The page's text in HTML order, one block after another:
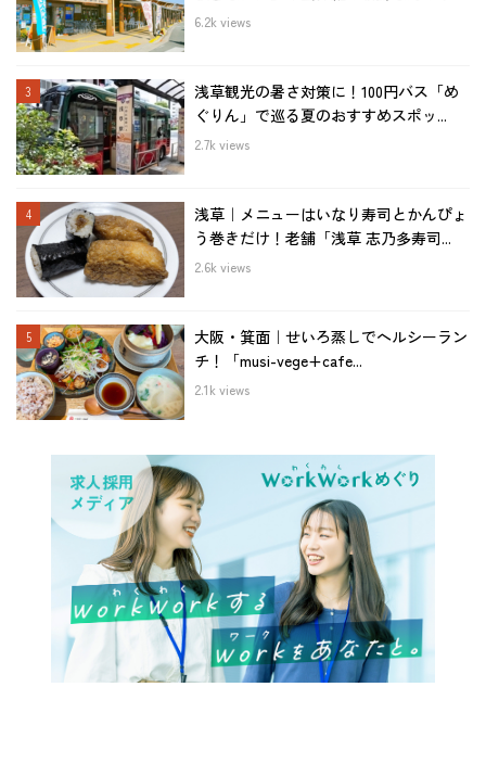
6.2k views
浅草観光の暑さ対策に！100円バス「め
ぐりん」で巡る夏のおすすめスポッ...
2.7k views
浅草｜メニューはいなり寿司とかんぴょ
う巻きだけ！老舗「浅草 志乃多寿司...
2.6k views
大阪・箕面｜せいろ蒸しでヘルシーラン
チ！「musi-vege+cafe...
2.1k views